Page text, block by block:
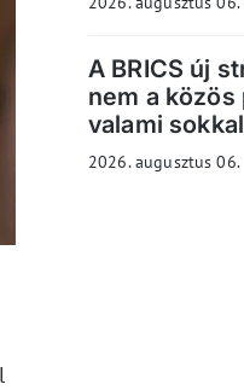
A BRICS új
nem a közös
valami
2026. augusztus 06.